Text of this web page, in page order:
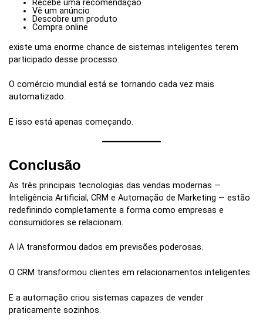
Recebe uma recomendação
Vê um anúncio
Descobre um produto
Compra online
existe uma enorme chance de sistemas inteligentes terem
participado desse processo.
O comércio mundial está se tornando cada vez mais
automatizado.
E isso está apenas começando.
Conclusão
As três principais tecnologias das vendas modernas —
Inteligência Artificial, CRM e Automação de Marketing — estão
redefinindo completamente a forma como empresas e
consumidores se relacionam.
A IA transformou dados em previsões poderosas.
O CRM transformou clientes em relacionamentos inteligentes.
E a automação criou sistemas capazes de vender
praticamente sozinhos.